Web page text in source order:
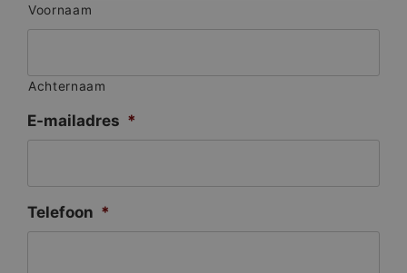
Voornaam
Achternaam
E-mailadres *
Telefoon *